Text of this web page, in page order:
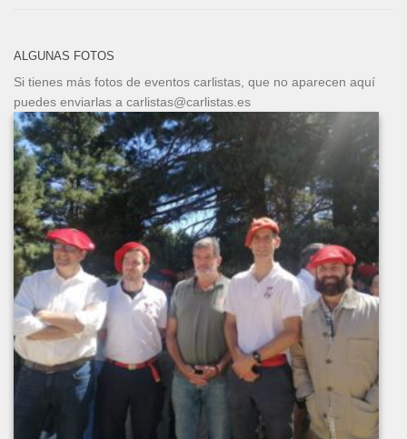
ALGUNAS FOTOS
Si tienes más fotos de eventos carlistas, que no aparecen aquí
puedes enviarlas a carlistas@carlistas.es